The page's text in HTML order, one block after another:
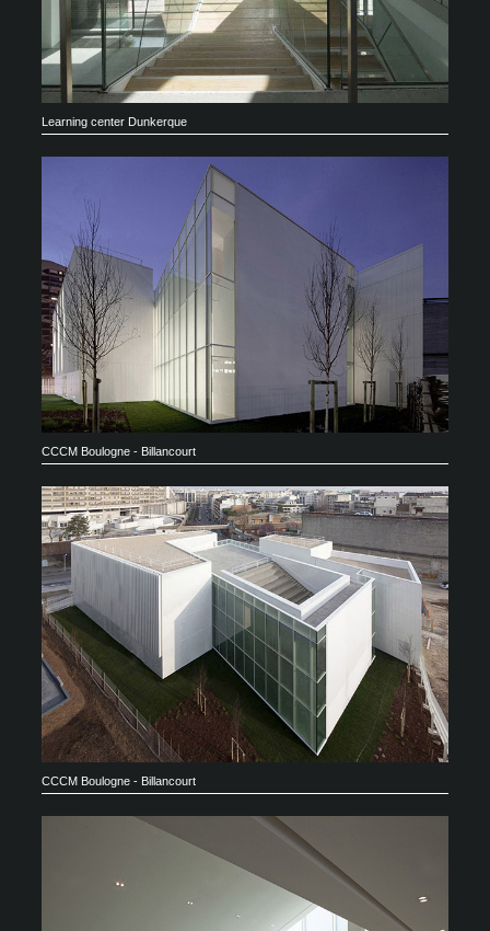
Learning center Dunkerque
CCCM Boulogne - Billancourt
CCCM Boulogne - Billancourt